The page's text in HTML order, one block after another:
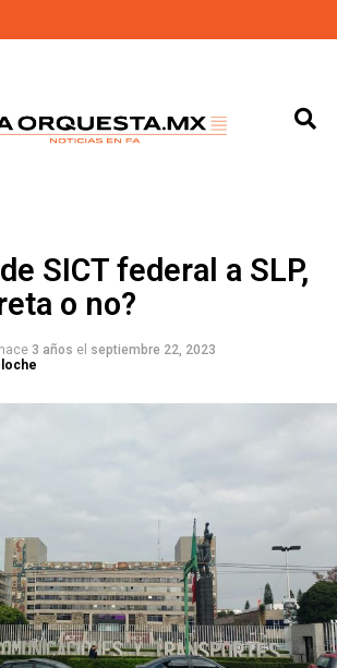
SICT federal a SLP,
o no?
3 años el septiembre 22, 2023